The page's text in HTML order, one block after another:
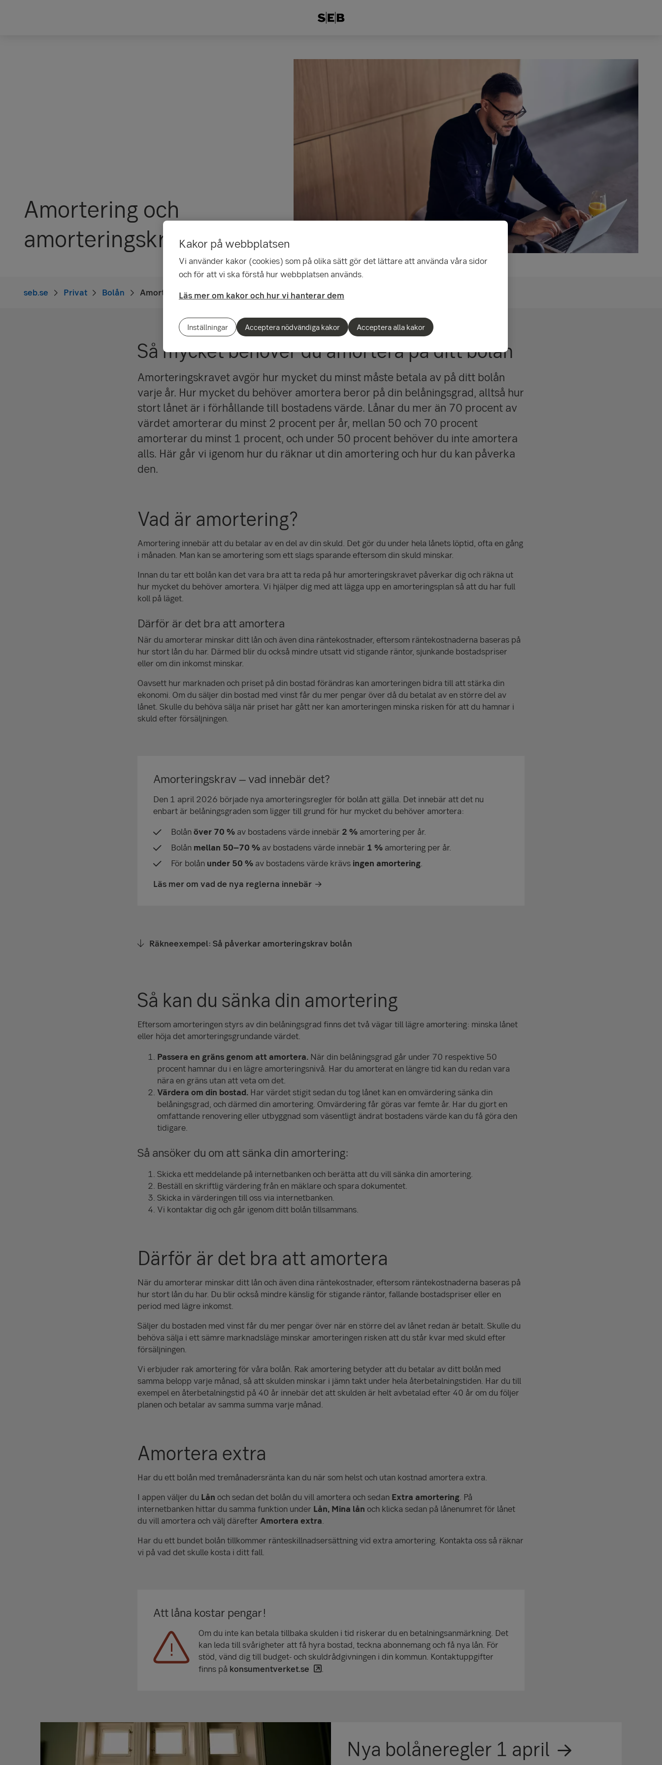
Amortering och
amorteringskrav
seb.se Privat Bolån Amortering och amorteringskrav
Så mycket behöver du amortera på ditt bolån
Amorteringskravet avgör hur mycket du minst måste betala av på ditt bolån
varje år. Hur mycket du behöver amortera beror på din belåningsgrad, alltså hur
stort lånet är i förhållande till bostadens värde. Lånar du mer än 70 procent av
värdet amorterar du minst 2 procent per år, mellan 50 och 70 procent
amorterar du minst 1 procent, och under 50 procent behöver du inte amortera
alls. Här går vi igenom hur du räknar ut din amortering och hur du kan påverka
den.
Vad är amortering?
Amortering innebär att du betalar av en del av din skuld. Det gör du under hela lånets löptid, ofta en gång
i månaden. Man kan se amortering som ett slags sparande eftersom din skuld minskar.
Innan du tar ett bolån kan det vara bra att ta reda på hur amorteringskravet påverkar dig och räkna ut
hur mycket du behöver amortera. Vi hjälper dig med att lägga upp en amorteringsplan så att du har full
koll på läget.
Därför är det bra att amortera
När du amorterar minskar ditt lån och även dina räntekostnader, eftersom räntekostnaderna baseras på
hur stort lån du har. Därmed blir du också mindre utsatt vid stigande räntor, sjunkande bostadspriser
eller om din inkomst minskar.
Oavsett hur marknaden och priset på din bostad förändras kan amorteringen bidra till att stärka din
ekonomi. Om du säljer din bostad med vinst får du mer pengar över då du betalat av en större del av
lånet. Skulle du behöva sälja när priset har gått ner kan amorteringen minska risken för att du hamnar i
skuld efter försäljningen.
Amorteringskrav – vad innebär det?
Den 1 april 2026 började nya amorteringsregler för bolån att gälla. Det innebär att det nu
enbart är belåningsgraden som ligger till grund för hur mycket du behöver amortera:
Bolånöver 70 % av bostadens värde innebär 2 %amortering per år.
Bolån mellan 50–70 %av bostadens värde innebär 1 %amortering per år.
För bolån under 50 %av bostadens värde krävs ingen amortering.
Läs mer om vad de nya reglerna innebär
Räkneexempel: Så påverkar amorteringskrav bolån
Så kan du sänka din amortering
Eftersom amorteringen styrs av din belåningsgrad finns det två vägar till lägre amortering: minska lånet
eller höja det amorteringsgrundande värdet.
Passera en gräns genom att amortera.När din belåningsgrad går under 70 respektive 50
procent hamnar du i en lägre amorteringsnivå. Har du amorterat en längre tid kan du redan vara
nära en gräns utan att veta om det.
Värdera om din bostad.Har värdet stigit sedan du tog lånet kan en omvärdering sänka din
belåningsgrad, och därmed din amortering. Omvärdering får göras var femte år. Har du gjort en
omfattande renovering eller utbyggnad som väsentligt ändrat bostadens värde kan du få göra den
tidigare.
Så ansöker du om att sänka din amortering:
Skicka ett meddelande på internetbanken och berätta att du vill sänka din amortering.
Beställ en skriftlig värdering från en mäklare och spara dokumentet.
Skicka in värderingen till oss via internetbanken.
Vi kontaktar dig och går igenom ditt bolån tillsammans.
Därför är det bra att amortera
När du amorterar minskar ditt lån och även dina räntekostnader, eftersom räntekostnaderna baseras på
hur stort lån du har. Du blir också mindre känslig för stigande räntor, fallande bostadspriser eller en
period med lägre inkomst.
Säljer du bostaden med vinst får du mer pengar över när en större del av lånet redan är betalt. Skulle du
behöva sälja i ett sämre marknadsläge minskar amorteringen risken att du står kvar med skuld efter
försäljningen.
Vi erbjuder rak amortering för våra bolån. Rak amortering betyder att du betalar av ditt bolån med
samma belopp varje månad, så att skulden minskar i jämn takt under hela återbetalningstiden. Har du till
exempel en återbetalningstid på 40 år innebär det att skulden är helt avbetalad efter 40 år om du följer
planen och betalar av samma summa varje månad.
Amortera extra
Har du ett bolån med tremånadersränta kan du när som helst och utan kostnad amortera extra.
I appen väljer du Lån och sedan det bolån du vill amortera och sedan Extra amortering. På
internetbanken hittar du samma funktion under Lån, Mina lån och klicka sedan på lånenumret för lånet
du vill amortera och välj därefter Amortera extra
Har du ett bundet bolån tillkommer ränteskillnadsersättning vid extra amortering. Kontakta oss så räknar
vi på vad det skulle kosta i ditt fall.
Att låna kostar pengar!
Om du inte kan betala tillbaka skulden i tid riskerar du en betalnings­anmärkning. Det
kan leda till svårig­heter att få hyra bostad, teckna abonne­mang och få nya lån. För
stöd, vänd dig till budget- och skuldråd­givningen i din kommun. Kontakt­uppgifter
finns på konsumentverket.se .
Nya bolåneregler 1 april
Kakor på webbplatsen
Vi använder kakor (cookies) som på olika sätt gör det lättare att använda våra sidor
och för att vi ska förstå hur webbplatsen används.
Läs mer om kakor och hur vi hanterar dem
Inställningar Acceptera nödvändiga kakor Acceptera alla kakor